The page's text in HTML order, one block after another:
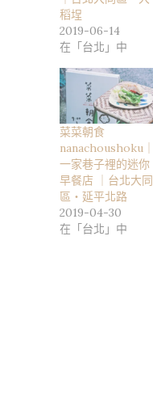
稻埕
2019-06-14
在「台北」中
菜菜朝食
nanachoushoku｜
一家巷子裡的迷你
早餐店 ｜台北大同
區・延平北路
2019-04-30
在「台北」中